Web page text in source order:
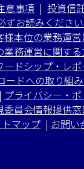
意事項 | 投資信
お読みください
様本位の業務運
業務運営に関す
ードシップ・レポ
ードへの取り組
| プライバシー・
委員会情報提供窓
マップ | お問い